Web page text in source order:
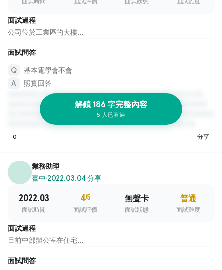
面試過程
公司位於工業區的大樓...
面試問答
基本電學會不會
照實回答
解鎖 186 字完整內容
5 人已看過
0 分享
業務助理
臺中·2022.03.04 分享
2022.03
面試時間
4/5
面試評價
無聲卡
面試狀態
普通
面試難度
面試過程
目前中部辦公室在住宅...
面試問答